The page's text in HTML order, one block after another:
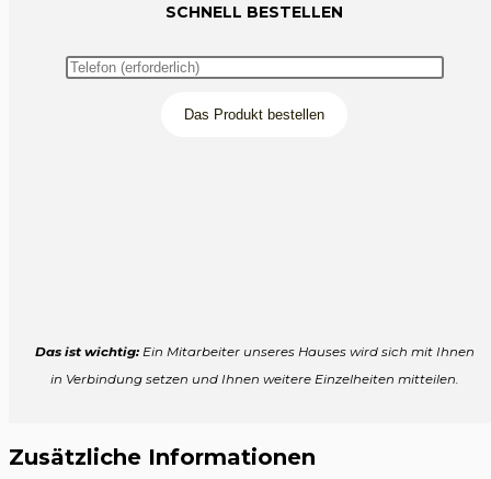
SCHNELL BESTELLEN
Das Produkt bestellen
Das ist wichtig:Ein Mitarbeiter unseres Hauses wird sich mit Ihnen
in Verbindung setzen und Ihnen weitere Einzelheiten mitteilen.
Zusätzliche Informationen